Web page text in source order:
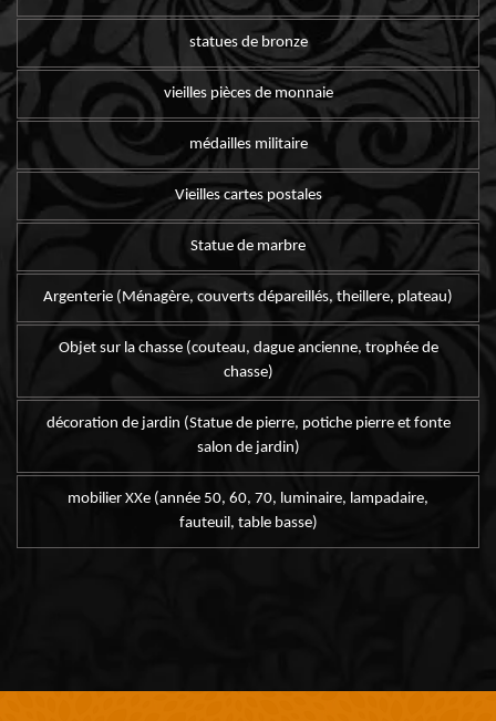
statues de bronze
vieilles pièces de monnaie
médailles militaire
Vieilles cartes postales
Statue de marbre
Argenterie (Ménagère, couverts dépareillés, theillere, plateau)
Objet sur la chasse (couteau, dague ancienne, trophée de
chasse)
décoration de jardin (Statue de pierre, potiche pierre et fonte
salon de jardin)
mobilier XXe (année 50, 60, 70, luminaire, lampadaire,
fauteuil, table basse)